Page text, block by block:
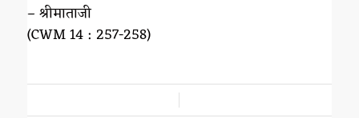
– श्रीमाताजी
(CWM 14 : 257-258)